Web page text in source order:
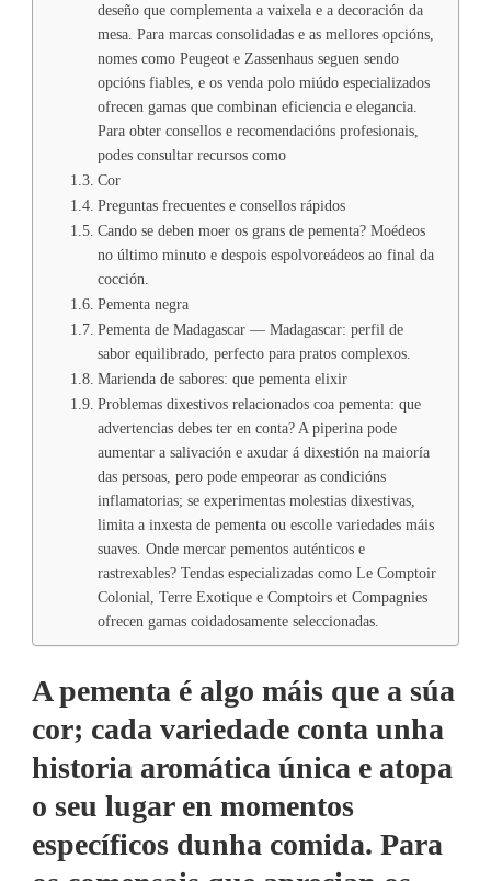
deseño que complementa a vaixela e a decoración da
mesa. Para marcas consolidadas e as mellores opcións,
nomes como Peugeot e Zassenhaus seguen sendo
opcións fiables, e os venda polo miúdo especializados
ofrecen gamas que combinan eficiencia e elegancia.
Para obter consellos e recomendacións profesionais,
podes consultar recursos como
Cor
Preguntas frecuentes e consellos rápidos
Cando se deben moer os grans de pementa? Moédeos
no último minuto e despois espolvoreádeos ao final da
cocción.
Pementa negra
Pementa de Madagascar — Madagascar: perfil de
sabor equilibrado, perfecto para pratos complexos.
Marienda de sabores: que pementa elixir
Problemas dixestivos relacionados coa pementa: que
advertencias debes ter en conta? A piperina pode
aumentar a salivación e axudar á dixestión na maioría
das persoas, pero pode empeorar as condicións
inflamatorias; se experimentas molestias dixestivas,
limita a inxesta de pementa ou escolle variedades máis
suaves. Onde mercar pementos auténticos e
rastrexables? Tendas especializadas como Le Comptoir
Colonial, Terre Exotique e Comptoirs et Compagnies
ofrecen gamas coidadosamente seleccionadas.
A pementa é algo máis que a súa
cor; cada variedade conta unha
historia aromática única e atopa
o seu lugar en momentos
específicos dunha comida. Para